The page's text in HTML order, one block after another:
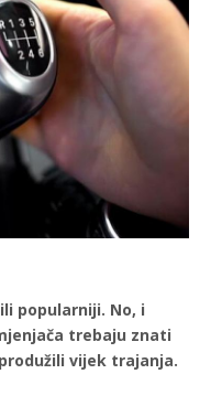
popularniji. No, i
trebaju znati
vijek trajanja.